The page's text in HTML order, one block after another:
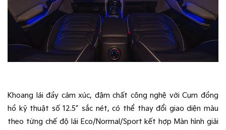
Khoang lái đầy cảm xúc, đậm chất công nghệ với Cụm đồng
hồ kỹ thuật số 12.5” sắc nét, có thể thay đổi giao diện màu
theo từng chế độ lái Eco/Normal/Sport kết hợp Màn hình giải